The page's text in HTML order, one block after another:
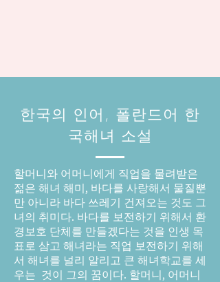
​한국의 인어, 폴란드어 한
국해녀 소설
할머니와 어머니에게 직업을 물려받은
젊은 해녀 해미, 바다를 사랑해서 물질뿐
만 아니라 바다 쓰레기 건져오는 것도 그
녀의 취미다. 바다를 보전하기 위해서 환
경보호 단체를 만들겠다는 것을 인생 목
표로 삼고 해녀라는 직업 보전하기 위해
서 해녀를 널리 알리고 큰 해녀학교를 세
우는 것이 그의 꿈이다. 할머니, 어머니